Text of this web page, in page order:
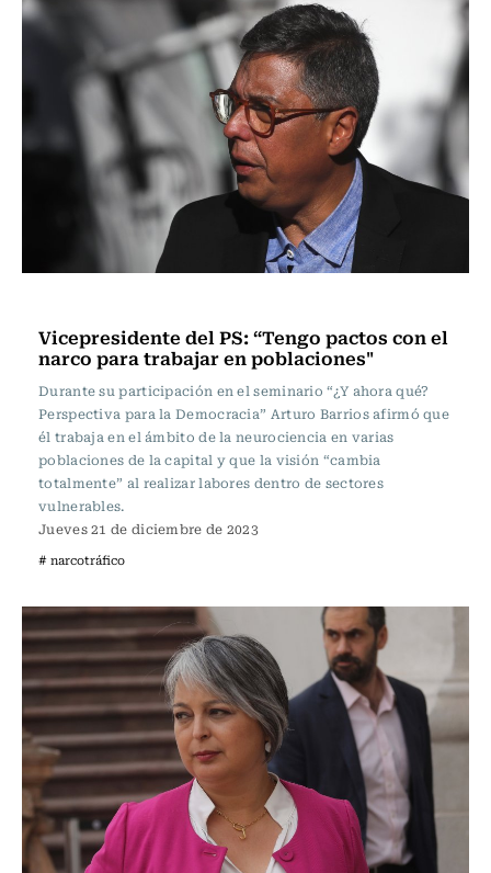
Vicepresidente del PS: “Tengo pactos con el
narco para trabajar en poblaciones"
Durante su participación en el seminario “¿Y ahora qué?
Perspectiva para la Democracia” Arturo Barrios afirmó que
él trabaja en el ámbito de la neurociencia en varias
poblaciones de la capital y que la visión “cambia
totalmente” al realizar labores dentro de sectores
vulnerables.
Jueves 21 de diciembre de 2023
# narcotráfico